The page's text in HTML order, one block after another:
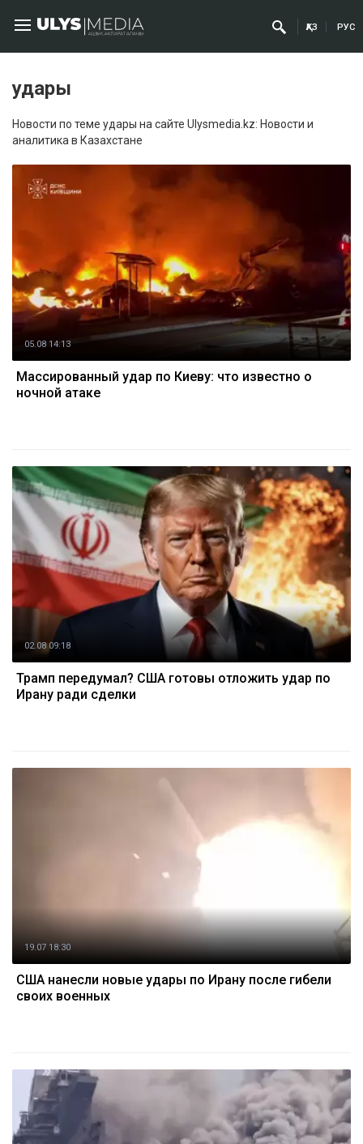
ҚАЗ РУС
удары
Новости по теме удары на сайте Ulysmedia.kz: Новости и
аналитика в Казахстане
05.08 14:13
Массированный удар по Киеву: что известно о
ночной атаке
02.08 09:18
Трамп передумал? США готовы отложить удар по
Ирану ради сделки
19.07 18:30
США нанесли новые удары по Ирану после гибели
своих военных